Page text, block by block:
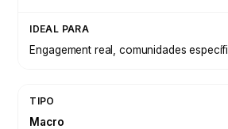
Engagement real, comunidades
Macro